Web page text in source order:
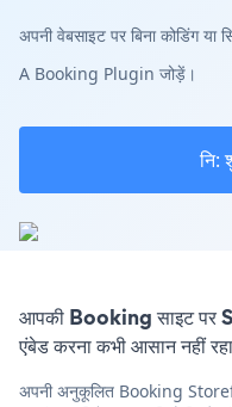
अपनी वेबसाइट पर बिना कोडिंग
A Booking Plugin जोड़ें।
नि:
आपकी Booking साइट
एंबेड करना कभी आसान नहीं रहा
अपनी अनुकूलित Booking